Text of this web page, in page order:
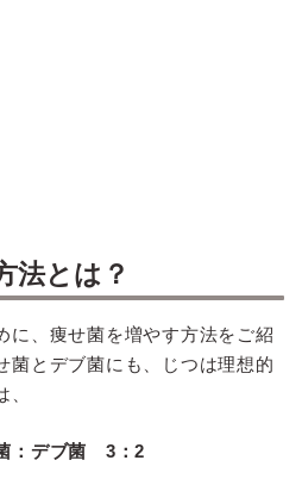
法とは？
に、痩せ菌を増やす方法をご紹
菌とデブ菌にも、じつは理想的
：デブ菌 3：2